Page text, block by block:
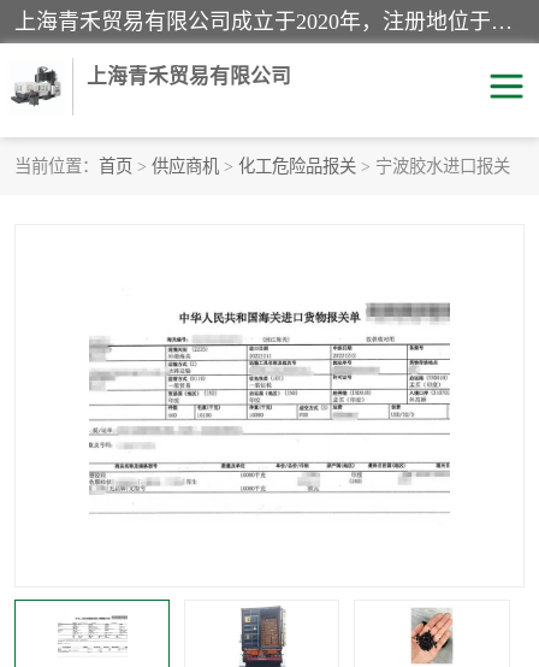
上海青禾贸易有限公司成立于2020年，注册地位于上海市宝山区。经营范围包括：机械设备、五金制品、劳防用品、电子产品、塑胶制品、家具、模具、纺织品、仪器仪表、建筑材料、装饰材料、化工产品、金属制品、机车配件等货物进出口报关、清关服务。
上海青禾贸易有限公司
当前位置： 首页 > 供应商机 > 化工危险品报关 > 宁波胶水进口报关
进口杂货清关
家用电器报关 机床进口清关
国际灯具清关